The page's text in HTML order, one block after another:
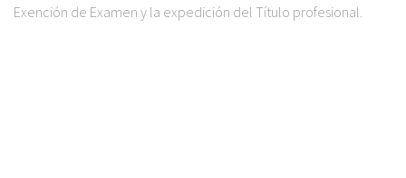
Exención de Examen y la expedición del Título profesional.